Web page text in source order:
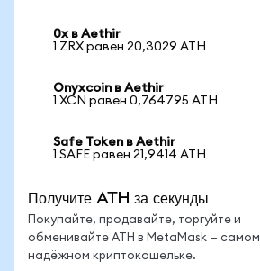
0x в Aethir
1 ZRX равен 20,3029 ATH
Onyxcoin в Aethir
1 XCN равен 0,764795 ATH
Safe Token в Aethir
1 SAFE равен 21,9414 ATH
Получите ATH за секунды
Покупайте, продавайте, торгуйте и
обменивайте ATH в MetaMask — самом
надёжном криптокошельке.